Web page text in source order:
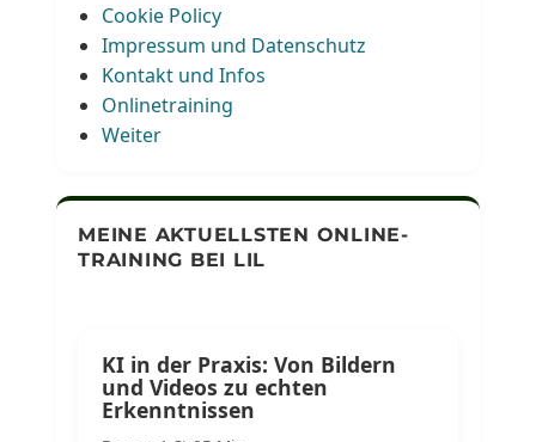
Cookie Policy
Impressum und Datenschutz
Kontakt und Infos
Onlinetraining
Weiter
MEINE AKTUELLSTEN ONLINE-
TRAINING BEI LIL
KI in der Praxis: Von Bildern
und Videos zu echten
Erkenntnissen